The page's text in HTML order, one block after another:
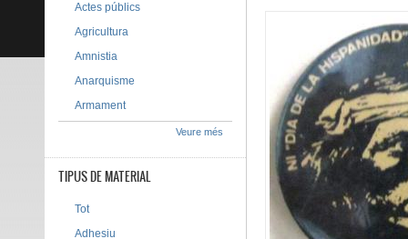
Actes públics
Agricultura
Amnistia
Anarquisme
Armament
Veure més
TIPUS DE MATERIAL
Tot
Adhesiu